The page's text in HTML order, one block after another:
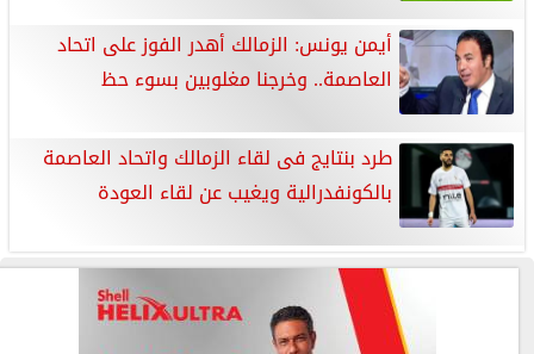
أيمن يونس: الزمالك أهدر الفوز على اتحاد
العاصمة.. وخرجنا مغلوبين بسوء حظ
طرد بنتايج فى لقاء الزمالك واتحاد العاصمة
بالكونفدرالية ويغيب عن لقاء العودة